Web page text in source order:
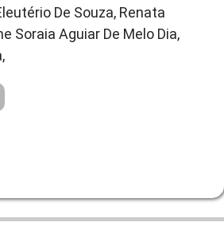
De Souza, Renata
Soraia Aguiar De Melo Dia,